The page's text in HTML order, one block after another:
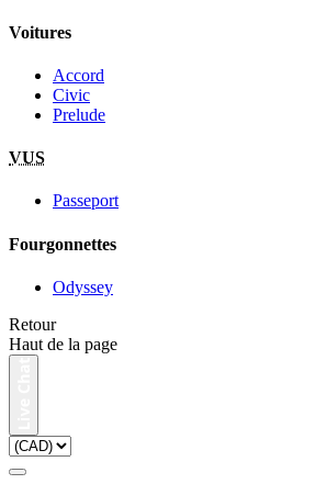
Voitures
Accord
Civic
Prelude
VUS
Passeport
Fourgonnettes
Odyssey
Retour
Haut de la page